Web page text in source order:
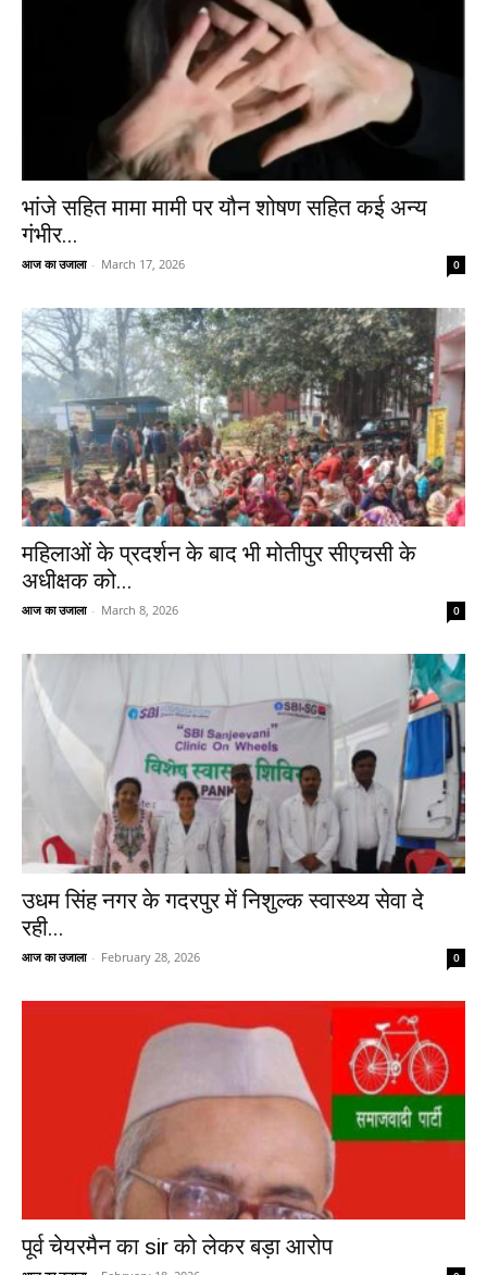
भांजे सहित मामा मामी पर यौन शोषण सहित कई अन्य
गंभीर...
आज का उजाला - March 17, 2026 0
महिलाओं के प्रदर्शन के बाद भी मोतीपुर सीएचसी के
अधीक्षक को...
आज का उजाला - March 8, 2026 0
उधम सिंह नगर के गदरपुर में निशुल्क स्वास्थ्य सेवा दे
रही...
आज का उजाला - February 28, 2026 0
पूर्व चेयरमैन का sir को लेकर बड़ा आरोप